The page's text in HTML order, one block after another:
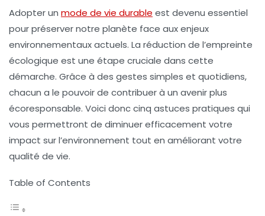
Adopter un mode de vie durable est devenu essentiel
pour préserver notre planète face aux enjeux
environnementaux actuels. La réduction de l’empreinte
écologique est une étape cruciale dans cette
démarche. Grâce à des gestes simples et quotidiens,
chacun a le pouvoir de contribuer à un avenir plus
écoresponsable. Voici donc cinq astuces pratiques qui
vous permettront de diminuer efficacement votre
impact sur l’environnement tout en améliorant votre
qualité de vie.
Table of Contents